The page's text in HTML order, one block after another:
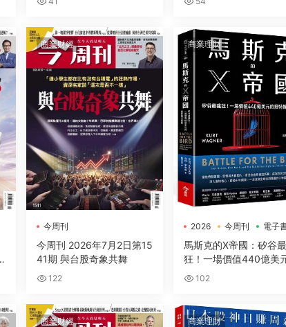
商業财經
今周刊
今周刊 2026年7月2日第15
41期 與台股奇象共舞
122
商業理財
2026 今周刊 電子
馬斯克的X帝國：矽谷
狂！一場價值440億美
推特權力遊戲
102
商業财經 商業理財